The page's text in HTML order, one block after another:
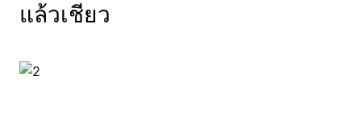
แล้วเชียว